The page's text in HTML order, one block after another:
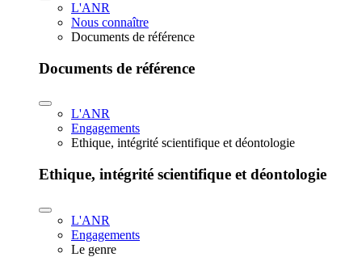
L'ANR
Nous connaître
Documents de référence
Documents de référence
L'ANR
Engagements
Ethique, intégrité scientifique et déontologie
Ethique, intégrité scientifique et déontologie
L'ANR
Engagements
Le genre